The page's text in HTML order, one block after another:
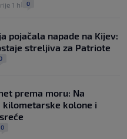
1 h 0
pojačala napade na Kijev:
streljiva za Patriote
prema moru: Na
kilometarske kolone i
0